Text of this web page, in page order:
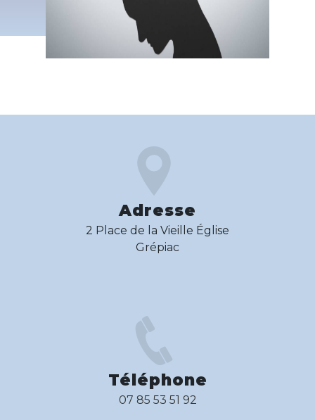
Adresse
2 Place de la Vieille Église
Grépiac
Téléphone
07 85 53 51 92